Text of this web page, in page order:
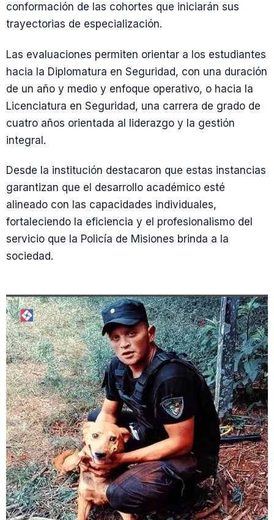
conformación de las cohortes que iniciarán sus
trayectorias de especialización.
Las evaluaciones permiten orientar a los estudiantes
hacia la Diplomatura en Seguridad, con una duración
de un año y medio y enfoque operativo, o hacia la
Licenciatura en Seguridad, una carrera de grado de
cuatro años orientada al liderazgo y la gestión
integral.
Desde la institución destacaron que estas instancias
garantizan que el desarrollo académico esté
alineado con las capacidades individuales,
fortaleciendo la eficiencia y el profesionalismo del
servicio que la Policía de Misiones brinda a la
sociedad.